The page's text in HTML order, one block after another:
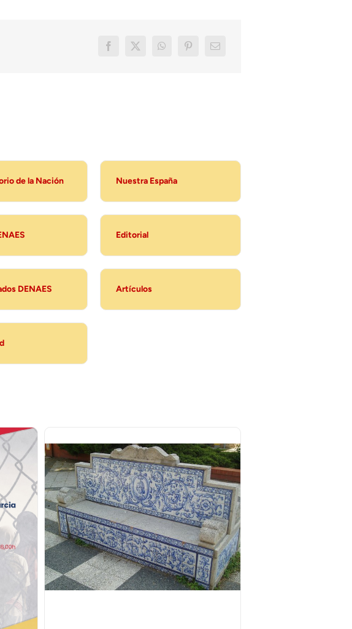
de la Nación Nuestra España
Editorial
DENAES Artículos